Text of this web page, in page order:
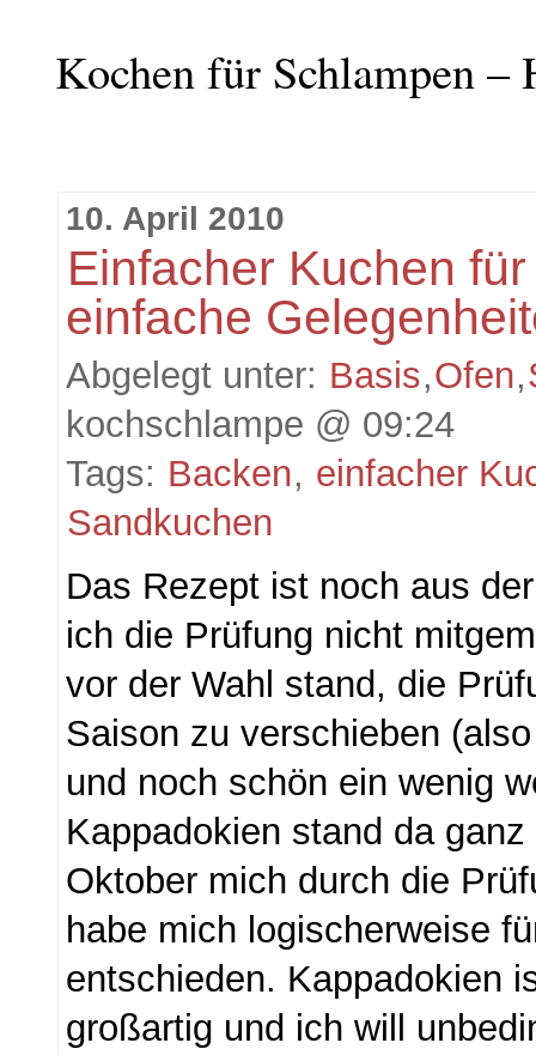
Kochen für Schlampen
10. April 2010
Einfacher Kuchen für
einfache
Abgelegt unter: Basis,Ofen,
kochschlampe @ 09:24
Tags: Backen, einfacher
Sandkuchen
Das Rezept ist noch aus
ich die Prüfung nicht
vor der Wahl stand, die
Saison zu verschieben
und noch schön ein wenig
Kappadokien stand da
Oktober mich durch die
habe mich logischerweise
entschieden. Kappadokien
großartig und ich will